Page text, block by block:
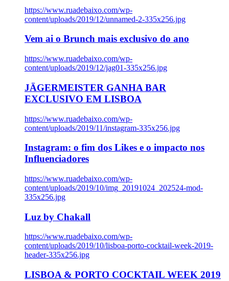
https://www.ruadebaixo.com/wp-
content/uploads/2019/12/unnamed-2-335x256.jpg
Vem ai o Brunch mais exclusivo do ano
https://www.ruadebaixo.com/wp-
content/uploads/2019/12/jag01-335x256.jpg
JÄGERMEISTER GANHA BAR
EXCLUSIVO EM LISBOA
https://www.ruadebaixo.com/wp-
content/uploads/2019/11/instagram-335x256.jpg
Instagram: o fim dos Likes e o impacto nos
Influenciadores
https://www.ruadebaixo.com/wp-
content/uploads/2019/10/img_20191024_202524-mod-
335x256.jpg
Luz by Chakall
https://www.ruadebaixo.com/wp-
content/uploads/2019/10/lisboa-porto-cocktail-week-2019-
header-335x256.jpg
LISBOA & PORTO COCKTAIL WEEK 2019